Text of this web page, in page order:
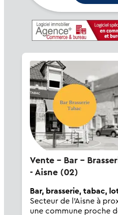
Vente - Bar - Brasserie - Tabac - Loto
- Aisne (02)
Bar, brasserie, tabac,
Secteur de l'Aisne à
une commune proche